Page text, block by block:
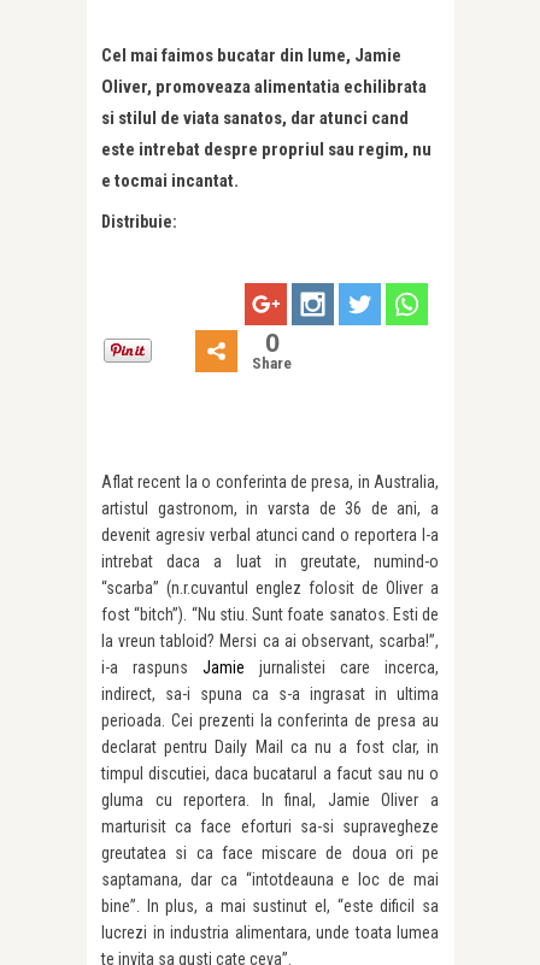
Cel mai faimos bucatar din lume, Jamie
Oliver, promoveaza alimentatia echilibrata
si stilul de viata sanatos, dar atunci cand
este intrebat despre propriul sau regim, nu
e tocmai incantat.
Distribuie:
0
Share
Aflat recent la o conferinta de presa, in Australia,
artistul gastronom, in varsta de 36 de ani, a
devenit agresiv verbal atunci cand o reportera l-a
intrebat daca a luat in greutate, numind-o
“scarba” (n.r.cuvantul englez folosit de Oliver a
fost “bitch”). “Nu stiu. Sunt foate sanatos. Esti de
la vreun tabloid? Mersi ca ai observant, scarba!”,
i-a raspuns Jamie jurnalistei care incerca,
indirect, sa-i spuna ca s-a ingrasat in ultima
perioada. Cei prezenti la conferinta de presa au
declarat pentru Daily Mail ca nu a fost clar, in
timpul discutiei, daca bucatarul a facut sau nu o
gluma cu reportera. In final, Jamie Oliver a
marturisit ca face eforturi sa-si supravegheze
greutatea si ca face miscare de doua ori pe
saptamana, dar ca “intotdeauna e loc de mai
bine”. In plus, a mai sustinut el, “este dificil sa
lucrezi in industria alimentara, unde toata lumea
te invita sa gusti cate ceva”.